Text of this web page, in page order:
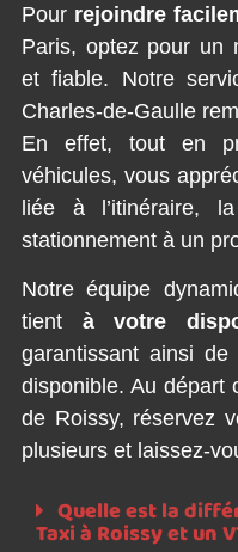
Pour rejoindre
Paris, optez pour un
et fiable. Notre
Charles-de-Gaulle
En effet, tout en
véhicules, vous
liée à l’itinéraire,
stationnement à un
Notre équipe
tient à votre
garantissant ainsi
disponible. Au départ
de Roissy, réservez
plusieurs et laissez-
Quelle est la
Taxi à Roissy et un